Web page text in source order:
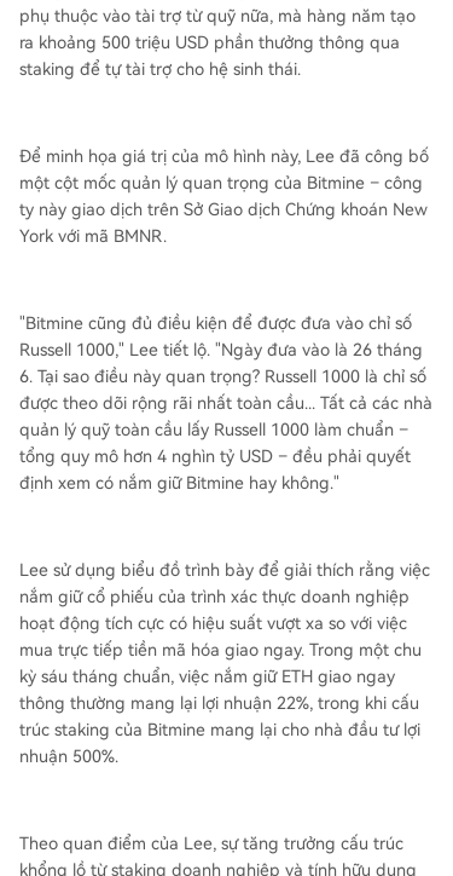
phụ thuộc vào tài trợ từ quỹ nữa, mà hàng năm tạo
ra khoảng 500 triệu USD phần thưởng thông qua
staking để tự tài trợ cho hệ sinh thái.
Để minh họa giá trị của mô hình này, Lee đã công bố
một cột mốc quản lý quan trọng của Bitmine – công
ty này giao dịch trên Sở Giao dịch Chứng khoán New
York với mã BMNR.
"Bitmine cũng đủ điều kiện để được đưa vào chỉ số
Russell 1000," Lee tiết lộ. "Ngày đưa vào là 26 tháng
6. Tại sao điều này quan trọng? Russell 1000 là chỉ số
được theo dõi rộng rãi nhất toàn cầu... Tất cả các nhà
quản lý quỹ toàn cầu lấy Russell 1000 làm chuẩn –
tổng quy mô hơn 4 nghìn tỷ USD – đều phải quyết
định xem có nắm giữ Bitmine hay không."
Lee sử dụng biểu đồ trình bày để giải thích rằng việc
nắm giữ cổ phiếu của trình xác thực doanh nghiệp
hoạt động tích cực có hiệu suất vượt xa so với việc
mua trực tiếp tiền mã hóa giao ngay. Trong một chu
kỳ sáu tháng chuẩn, việc nắm giữ ETH giao ngay
thông thường mang lại lợi nhuận 22%, trong khi cấu
trúc staking của Bitmine mang lại cho nhà đầu tư lợi
nhuận 500%.
Theo quan điểm của Lee, sự tăng trưởng cấu trúc
khổng lồ từ staking doanh nghiệp và tính hữu dụng